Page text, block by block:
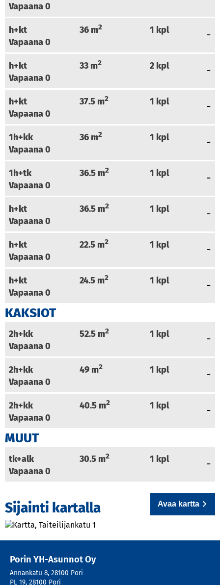
Vapaana0
h+kt 36m2 1 kpl
Vapaana0
h+kt 33m2 2 kpl
Vapaana0
h+kt 37.5m2 1 kpl
Vapaana0
1h+kk 36m2 1 kpl
Vapaana0
1h+tk 36.5m2 1 kpl
Vapaana0
h+kt 36.5m2 1 kpl
Vapaana0
h+kt 22.5m2 1 kpl
Vapaana0
h+kt 24.5m2 1 kpl
Vapaana0
KAKSIOT
2h+kk 52.5m2 1 kpl
Vapaana0
2h+kk 49m2 1 kpl
Vapaana0
2h+kk 40.5m2 1 kpl
Vapaana0
MUUT
tk+alk 30.5m2 1 kpl
Vapaana0
Sijainti kartalla Avaa kartta
Porin YH-Asunnot Oy
Annankatu 8, 28100 Pori
PL 19, 28100 Pori